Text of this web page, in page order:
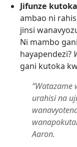
Jifunze
ambao ni
jinsi
Ni mambo
hayapendezi?
gani kutoka
urahisi na
Aaron.